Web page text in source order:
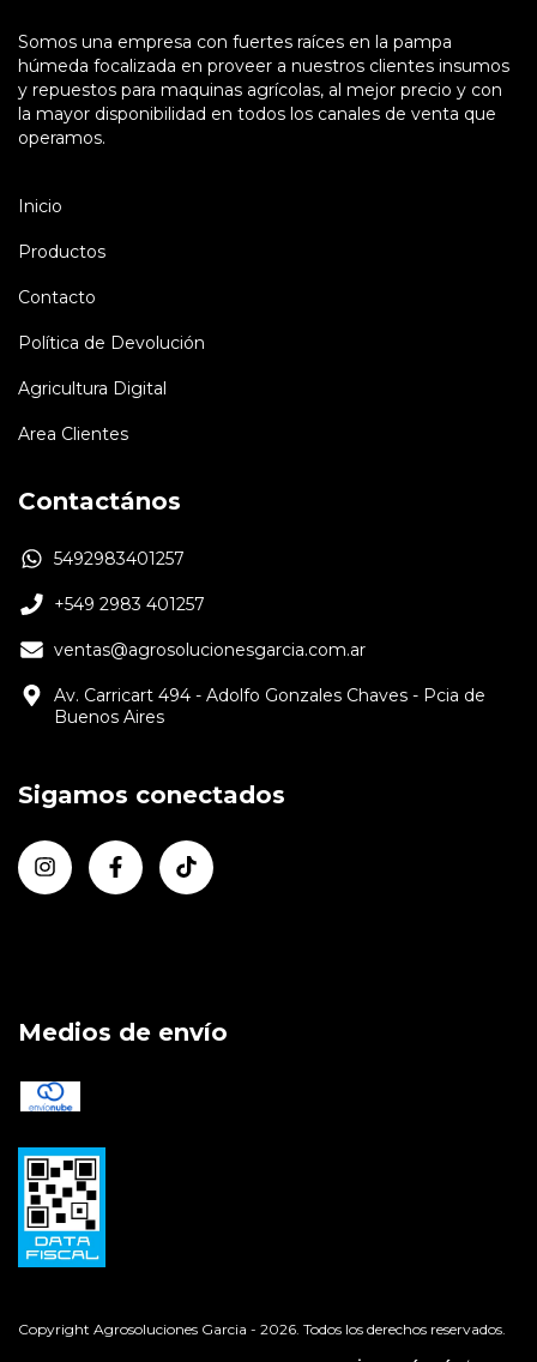
Somos una empresa con fuertes raíces en la pampa
húmeda focalizada en proveer a nuestros clientes insumos
y repuestos para maquinas agrícolas, al mejor precio y con
la mayor disponibilidad en todos los canales de venta que
operamos.
Inicio
Productos
Contacto
Política de Devolución
Agricultura Digital
Area Clientes
Contactános
5492983401257
+549 2983 401257
ventas@agrosolucionesgarcia.com.ar
Av. Carricart 494 - Adolfo Gonzales Chaves - Pcia de
Buenos Aires
Sigamos conectados
Medios de envío
Copyright Agrosoluciones Garcia - 2026. Todos los derechos reservados.